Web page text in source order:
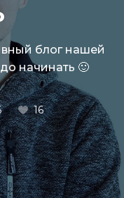
блог нашей
начинать 🙂
16